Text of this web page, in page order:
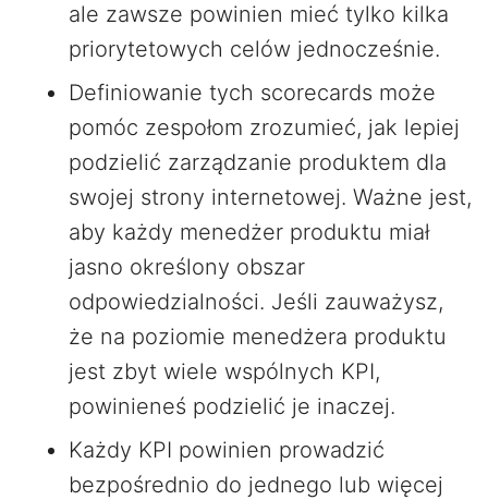
ale zawsze powinien mieć tylko kilka
priorytetowych celów jednocześnie.
Definiowanie tych scorecards może
pomóc zespołom zrozumieć, jak lepiej
podzielić zarządzanie produktem dla
swojej strony internetowej. Ważne jest,
aby każdy menedżer produktu miał
jasno określony obszar
odpowiedzialności. Jeśli zauważysz,
że na poziomie menedżera produktu
jest zbyt wiele wspólnych KPI,
powinieneś podzielić je inaczej.
Każdy KPI powinien prowadzić
bezpośrednio do jednego lub więcej